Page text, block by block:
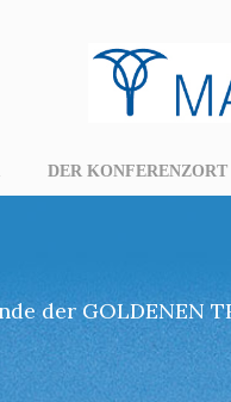
DER KONFERENZORT